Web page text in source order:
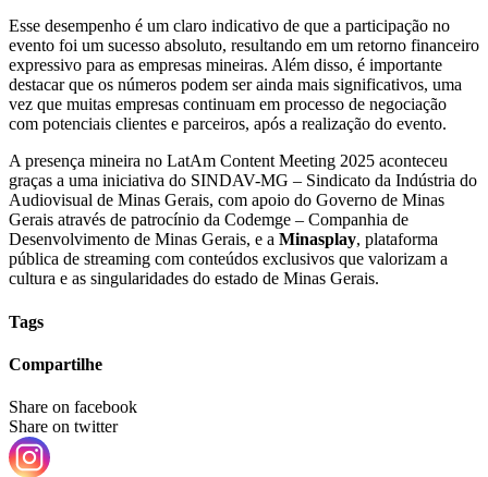
Esse desempenho é um claro indicativo de que a participação no
evento foi um sucesso absoluto, resultando em um retorno financeiro
expressivo para as empresas mineiras. Além disso, é importante
destacar que os números podem ser ainda mais significativos, uma
vez que muitas empresas continuam em processo de negociação
com potenciais clientes e parceiros, após a realização do evento.
A presença mineira no LatAm Content Meeting 2025 aconteceu
graças a uma iniciativa do SINDAV-MG – Sindicato da Indústria do
Audiovisual de Minas Gerais, com apoio do Governo de Minas
Gerais através de patrocínio da Codemge – Companhia de
Desenvolvimento de Minas Gerais, e a Minasplay, plataforma
pública de streaming com conteúdos exclusivos que valorizam a
cultura e as singularidades do estado de Minas Gerais.
Tags
Compartilhe
Share on facebook
Share on twitter